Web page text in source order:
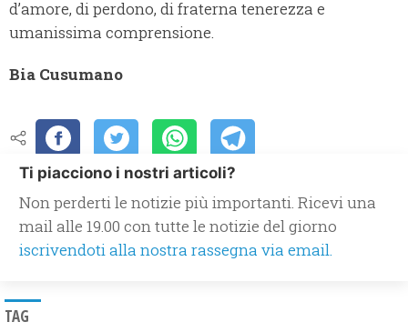
d’amore, di perdono, di fraterna tenerezza e
umanissima comprensione.
Bia Cusumano
Ti piacciono i nostri articoli?
Non perderti le notizie più importanti. Ricevi una
mail alle 19.00 con tutte le notizie del giorno
iscrivendoti alla nostra rassegna via email.
TAG